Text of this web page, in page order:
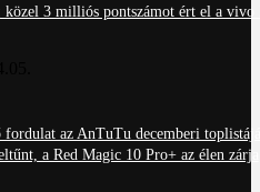
közel 3 milliós pontszámot ért el a vivo
fordulat az AnTuTu decemberi
a Red Magic 10 Pro+ az élen zárja